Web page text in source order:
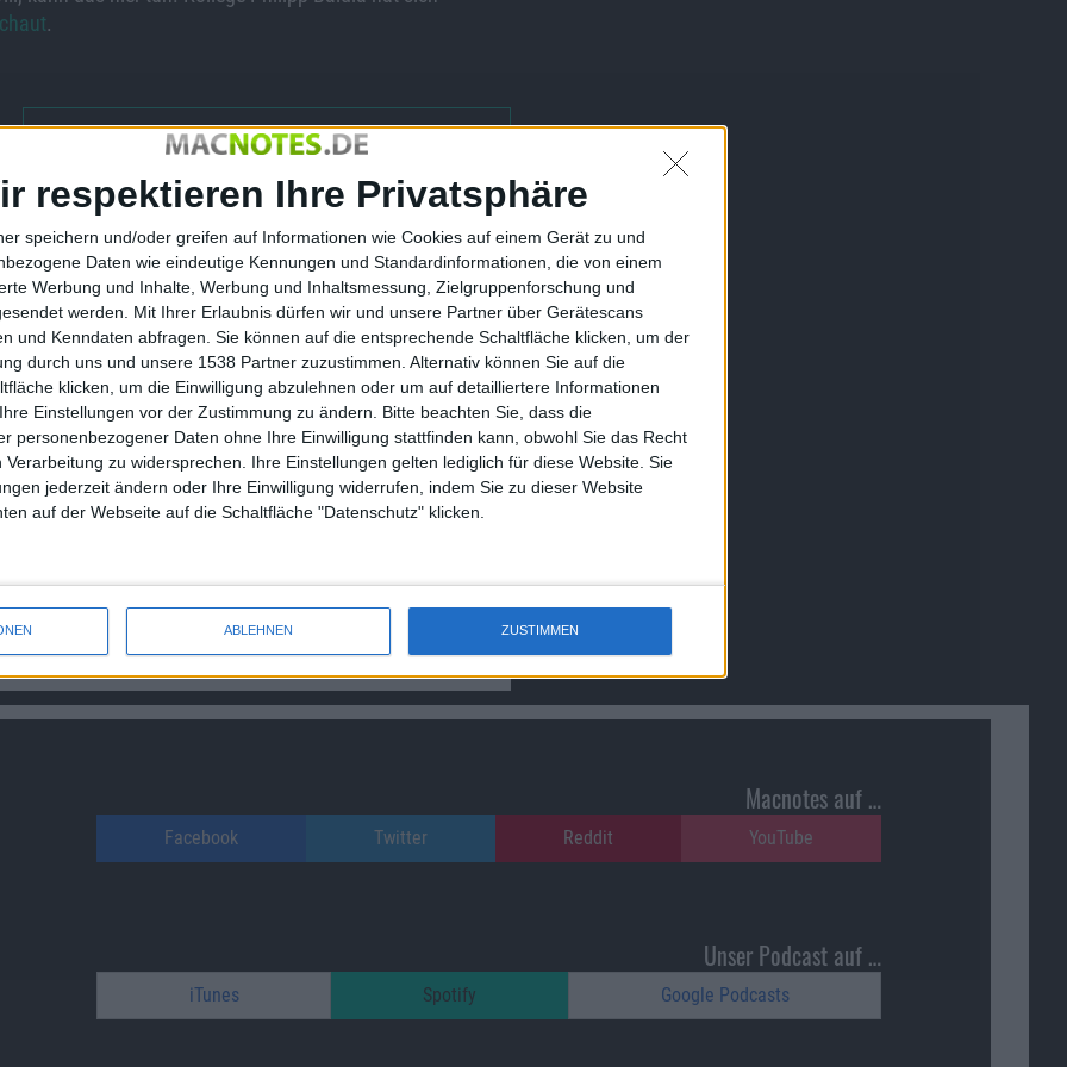
respektieren Ihre Privatsphäre
speichern und/oder greifen auf Informationen wie Cookies auf einem Gerät zu und
Daten wie eindeutige Kennungen und Standardinformationen, die von einem
Werbung und Inhalte, Werbung und Inhaltsmessung, Zielgruppenforschung und
werden.
Mit Ihrer Erlaubnis dürfen wir und unsere Partner über Gerätescans
und Kenndaten abfragen. Sie können auf die entsprechende Schaltfläche klicken, um der
durch uns und unsere 1538 Partner zuzustimmen. Alternativ können Sie auf die
klicken, um die Einwilligung abzulehnen oder um auf detailliertere Informationen
Einstellungen vor der Zustimmung zu ändern.
Bitte beachten Sie, dass die
personenbezogener Daten ohne Ihre Einwilligung stattfinden kann, obwohl Sie das Recht
Verarbeitung zu widersprechen. Ihre Einstellungen gelten lediglich für diese Website. Sie
jederzeit ändern oder Ihre Einwilligung widerrufen, indem Sie zu dieser Website
auf der Webseite auf die Schaltfläche "Datenschutz" klicken.
ABLEHNEN ZUSTIMMEN
.
Eigenbau Apple Couchtisch von …
hat Namen für
Ableger
MinecraftCon-Tickets kosten
womöglich 90 Dollar
11.05.2011
Macnotes auf …
Facebook Twitter Reddit YouTube
Unser Podcast auf …
iTunes Spotify Google Podcasts